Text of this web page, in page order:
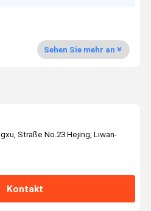
Sehen Sie mehr an
Straße No.23 Hejing, Liwan-
Kontakt